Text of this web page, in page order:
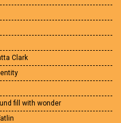
Clark
fill with wonder